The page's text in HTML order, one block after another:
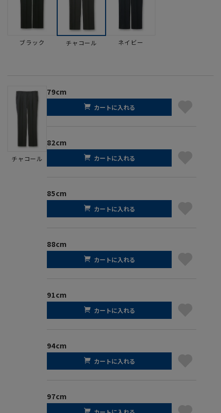
ブラック チャコール ネイビー
チャコール
79cm
カートに入れる
82cm
カートに入れる
85cm
カートに入れる
88cm
カートに入れる
91cm
カートに入れる
94cm
カートに入れる
97cm